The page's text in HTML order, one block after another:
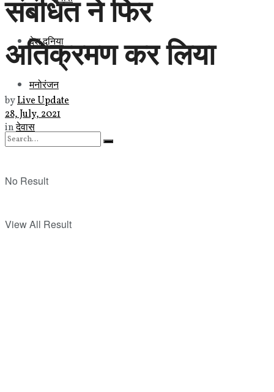
देश दुनिया
मनोरंजन
No Result
View All Result
संबंधित ने फिर
अतिक्रमण कर लिया
byLive Update
28, July, 2021
inदेवास